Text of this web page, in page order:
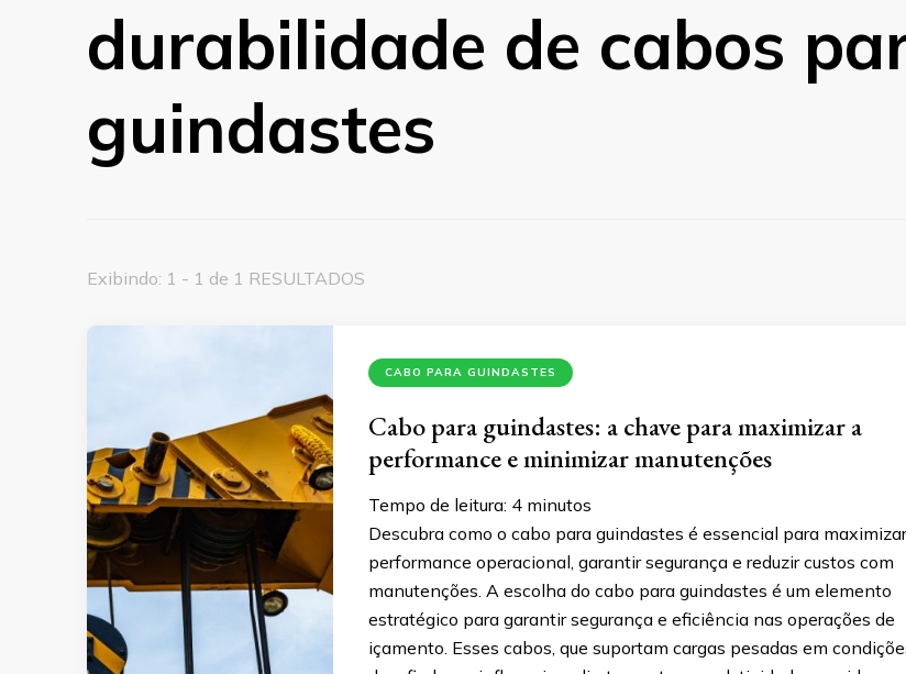
durabilidade de cabos
guindastes
Exibindo: 1 - 1 de 1 RESULTADOS
CABO PARA GUINDASTES
Cabo para guindastes: a chave para maximizar a
performance e minimizar manutenções
Tempo de leitura: 4 minutos
Descubra como o cabo para guindastes é essencial para
performance operacional, garantir segurança e reduzir custos com
manutenções. A escolha do cabo para guindastes é um elemento
estratégico para garantir segurança e eficiência nas operações de
içamento. Esses cabos, que suportam cargas pesadas em